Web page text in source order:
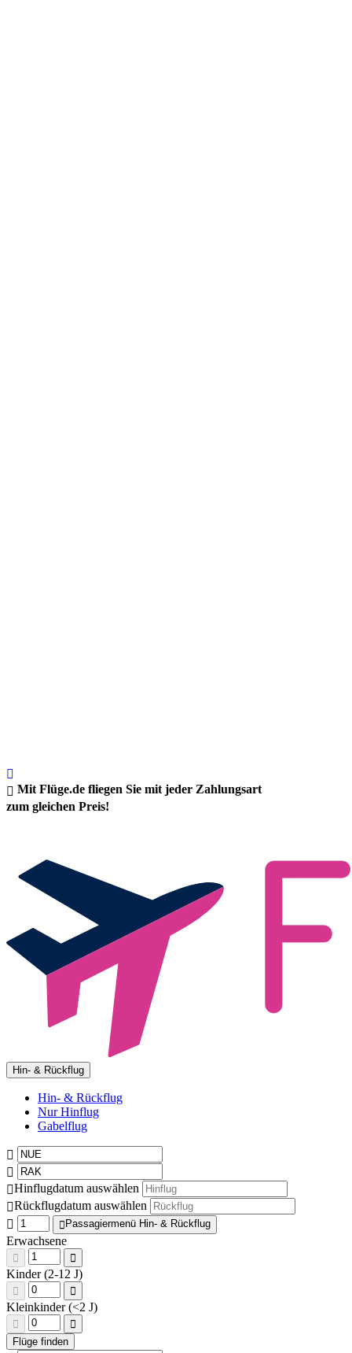
Mit Flüge.de fliegen Sie mit jeder Zahlungsart
zum gleichen Preis!
Hin- & Rückflug
Hin- & Rückflug
Nur Hinflug
Gabelflug
Hinflugdatum auswählen
Rückflugdatum auswählen
Passagiermenü Hin- & Rückflug
Erwachsene
Kinder (2-12 J)
Kleinkinder (<2 J)